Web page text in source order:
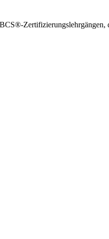
Zertifizierungslehrgängen,